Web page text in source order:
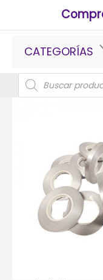
contenido
CATEGORÍAS
Búsqueda
de
productos